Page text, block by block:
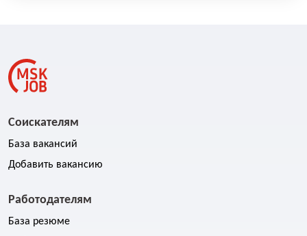
организации процессов на объекте. Наша цель -
обеспечить клиентам максимальный комфорт и
удовлетворение от выполненных работ, предлагая
Соискателям
База вакансий
Добавить вакансию
Работодателям
База резюме